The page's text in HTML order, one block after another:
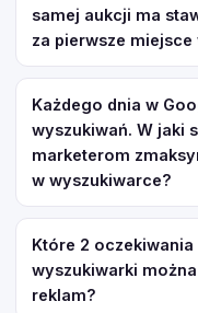
samej aukcji ma
za pierwsze miejsce
Każdego dnia w
wyszukiwań. W jaki
marketerom
w wyszukiwarce?
Które 2
wyszukiwarki
reklam?